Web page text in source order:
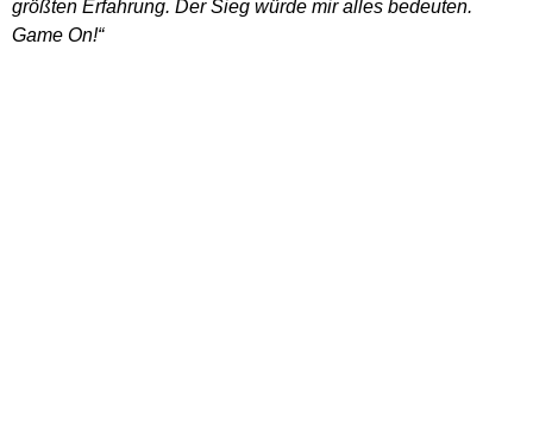
größten Erfahrung. Der Sieg würde mir alles bedeuten.
Game On!“